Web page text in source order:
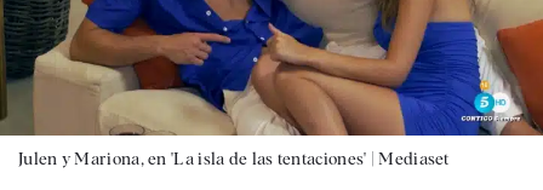
Julen y Mariona, en 'La isla de las tentaciones' |Mediaset